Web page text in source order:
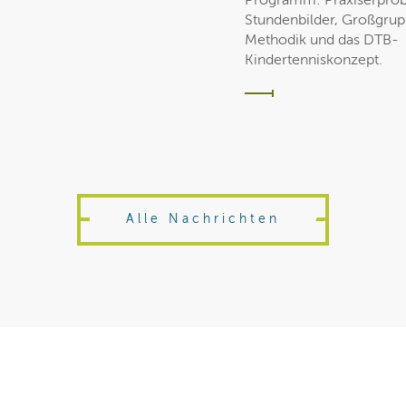
Stundenbilder,
Methodik und das DTB-
Kindertenniskonzept.
Alle Nachrichten